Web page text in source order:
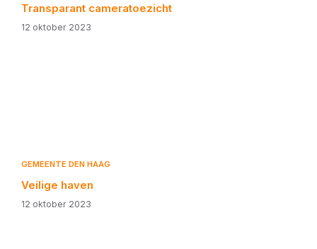
Transparant cameratoezicht
12 oktober 2023
GEMEENTE DEN HAAG
Veilige haven
12 oktober 2023